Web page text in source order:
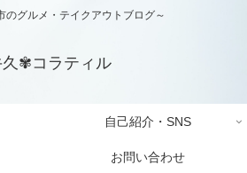
のグルメ・テイクアウトブログ～
久✾コラティル
自己紹介・SNS
お問い合わせ